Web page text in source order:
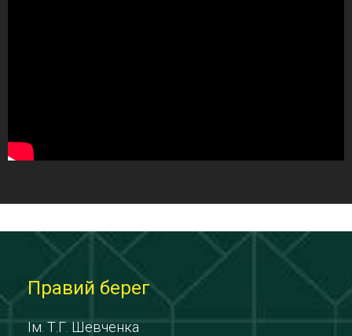
Правий берег
Ім. Т.Г. Шевченка